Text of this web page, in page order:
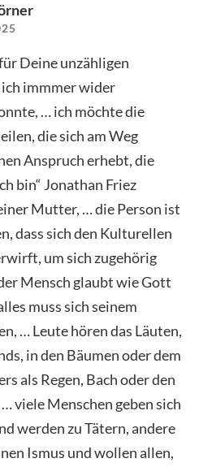
Deine unzähligen
ich immmer wider
… ich möchte die
die sich am Weg
Anspruch erhebt, die
bin“ Jonathan Friez
Mutter, … die Person ist
dass sich den Kulturellen
um sich zugehörig
Mensch glaubt wie Gott
muss sich seinem
… Leute hören das Läuten,
in den Bäumen oder dem
als Regen, Bach oder den
viele Menschen geben sich
werden zu Tätern, andere
Ismus und wollen allen,